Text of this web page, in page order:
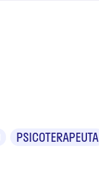
PSICOTERAPEUTA